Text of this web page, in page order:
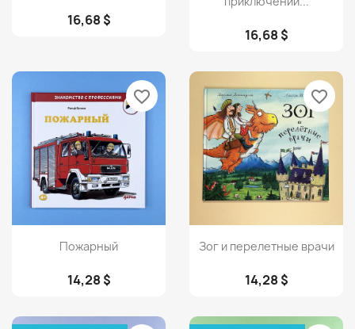
16,68 $
16,68 $
Просмотр
Пожарный
14,28 $
favorite_border
Просмотр
Зог и перелетные врачи
14,28 $
favorite_border